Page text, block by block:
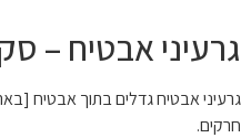
גרעיני אבטיח –
גרעיני אבטיח גדלים בתוך אבטיח
חרקים.